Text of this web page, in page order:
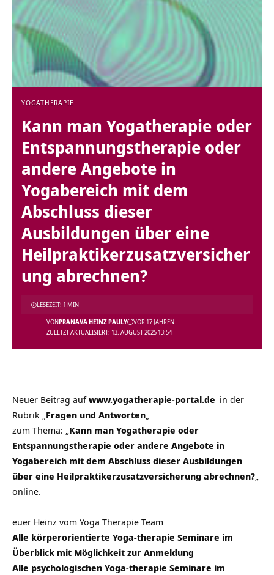
YOGATHERAPIE
Kann man Yogatherapie oder
Entspannungstherapie oder
andere Angebote in
Yogabereich mit dem
Abschluss dieser
Ausbildungen über eine
Heilpraktikerzusatzversicher
ung abrechnen?
ZULETZT AKTUALISIERT: 13. AUGUST 2025 13:54
VONPRANAVA HEINZ PAULY VOR 17 JAHREN
LESEZEIT: 1 MIN
Neuer Beitrag aufwww.yogatherapie-portal.de in der
Rubrik „Fragen und Antworten„
zum Thema: „Kann man Yogatherapie oder
Entspannungstherapie oder andere Angebote in
Yogabereich mit dem Abschluss dieser Ausbildungen
über eine Heilpraktikerzusatzversicherung abrechnen?„
online.
euer Heinz vom Yoga Therapie Team
Alle körperorientierte Yoga-therapie Seminare im
Überblick mit Möglichkeit zur Anmeldung
Alle psychologischen Yoga-therapie Seminare im